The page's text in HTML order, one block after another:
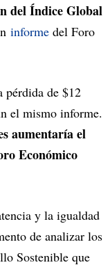
del Índice Global
informe del Foro
pérdida de $12
el mismo informe.
aumentaría el
Económico
y la igualdad
de analizar los
Sostenible que